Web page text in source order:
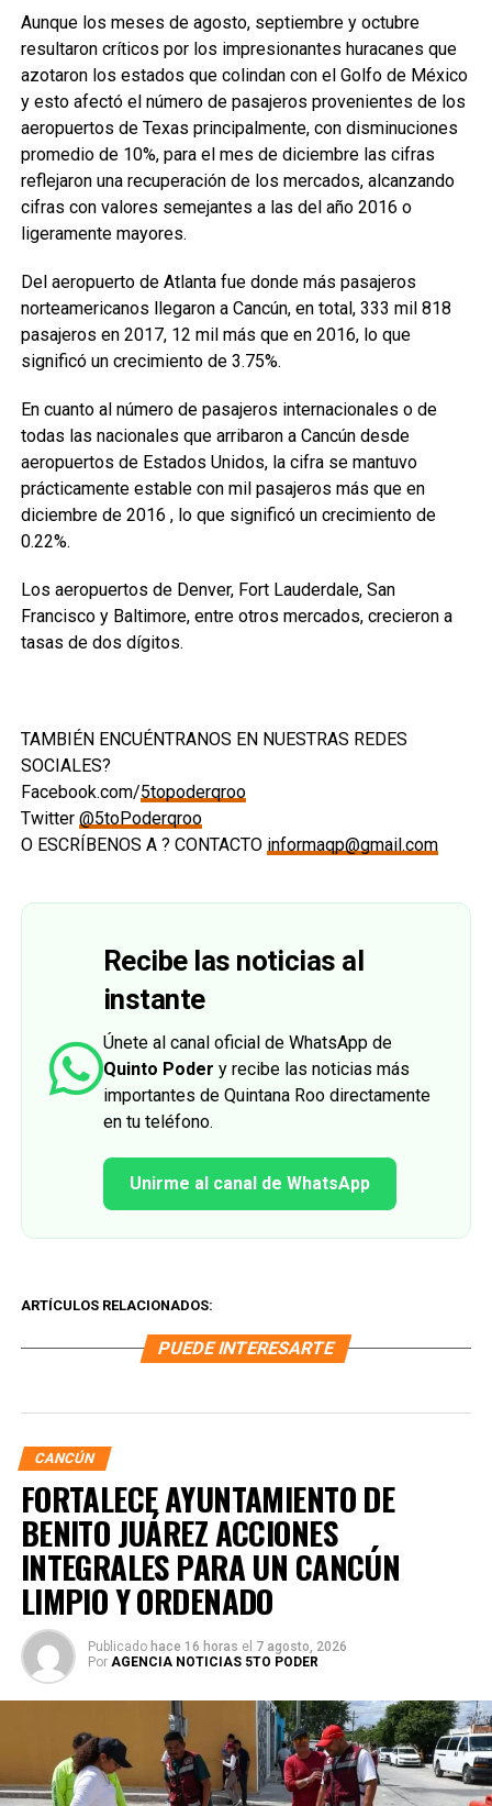
Aunque los meses de agosto, septiembre y octubre
resultaron críticos por los impresionantes huracanes que
azotaron los estados que colindan con el Golfo de México
y esto afectó el número de pasajeros provenientes de los
aeropuertos de Texas principalmente, con disminuciones
promedio de 10%, para el mes de diciembre las cifras
reflejaron una recuperación de los mercados, alcanzando
cifras con valores semejantes a las del año 2016 o
ligeramente mayores.
Del aeropuerto de Atlanta fue donde más pasajeros
norteamericanos llegaron a Cancún, en total, 333 mil 818
pasajeros en 2017, 12 mil más que en 2016, lo que
significó un crecimiento de 3.75%.
En cuanto al número de pasajeros internacionales o de
todas las nacionales que arribaron a Cancún desde
aeropuertos de Estados Unidos, la cifra se mantuvo
prácticamente estable con mil pasajeros más que en
diciembre de 2016 , lo que significó un crecimiento de
0.22%.
Los aeropuertos de Denver, Fort Lauderdale, San
Francisco y Baltimore, entre otros mercados, crecieron a
tasas de dos dígitos.
TAMBIÉN ENCUÉNTRANOS EN NUESTRAS REDES
SOCIALES?
Facebook.com/5topoderqroo
Twitter @5toPoderqroo
O ESCRÍBENOS A ? CONTACTO informaqp@gmail.com
Recibe las noticias al
instante
Únete al canal oficial de WhatsApp de
Quinto Poder y recibe las noticias más
importantes de Quintana Roo directamente
en tu teléfono.
Unirme al canal de WhatsApp
ARTÍCULOS RELACIONADOS:
PUEDE INTERESARTE
CANCÚN
FORTALECE AYUNTAMIENTO DE
BENITO JUÁREZ ACCIONES
INTEGRALES PARA UN CANCÚN
LIMPIO Y ORDENADO
Publicado hace 16 horas el 7 agosto, 2026
Por AGENCIA NOTICIAS 5TO PODER